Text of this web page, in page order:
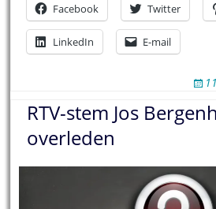
Facebook Twitter
LinkedIn E-mail
RTV-stem Jos
overleden